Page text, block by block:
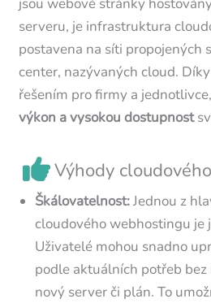
jsou webové stránky
serveru, je infrastruktura
postavena na síti propojených
center, nazývaných cloud.
řešením pro firmy a
výkon a vysokou dostupnost
Výhody
Škálovatelnost:Jednou z
cloudového webhostingu je
Uživatelé mohou snadno
podle aktuálních potřeb
nový server či plán. To